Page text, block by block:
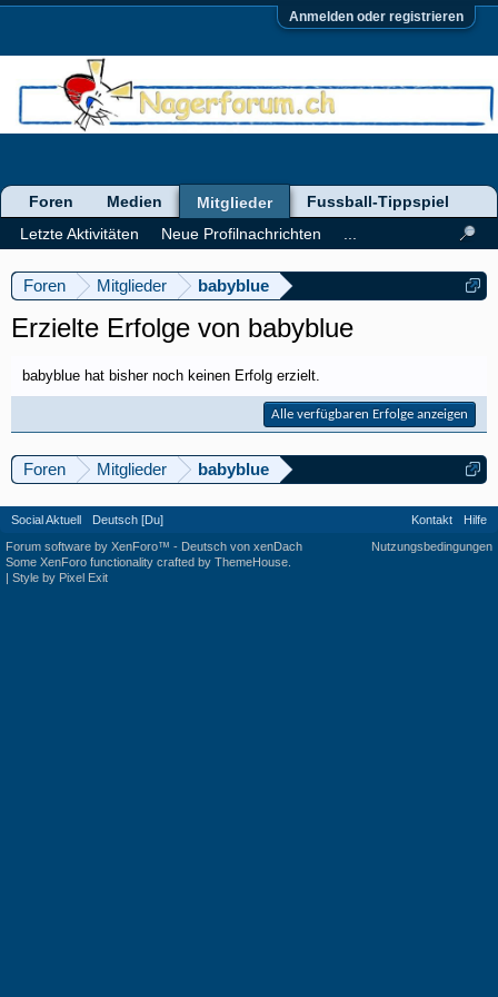
Anmelden oder registrieren
Foren Mitglieder babyblue
Erzielte Erfolge von babyblue
babyblue hat bisher noch keinen Erfolg erzielt.
Alle verfügbaren Erfolge anzeigen
Foren Mitglieder babyblue
Foren Medien
Mitglieder
Letzte Aktivitäten
Neue Profilnachrichten
Fussball-Tippspiel
Social Aktuell Deutsch [Du] Kontakt
Hilfe
Nutzungsbedingungen
Forum software by XenForo™ - Deutsch von xenDach
Some XenForo functionality crafted by ThemeHouse
| Style by Pixel Exit